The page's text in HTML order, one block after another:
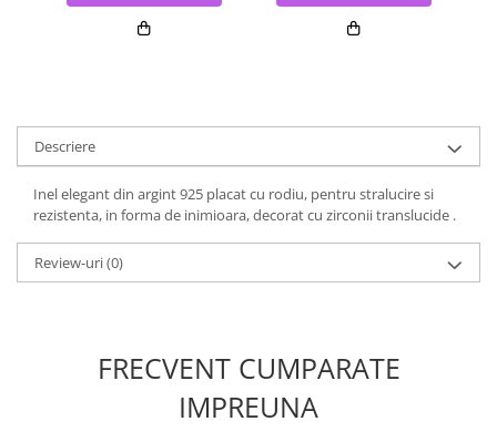
Descriere
Inel elegant din argint 925 placat cu rodiu, pentru stralucire si
rezistenta, in forma de inimioara, decorat cu zirconii translucide .
Review-uri(0)
FRECVENT CUMPARATE
IMPREUNA